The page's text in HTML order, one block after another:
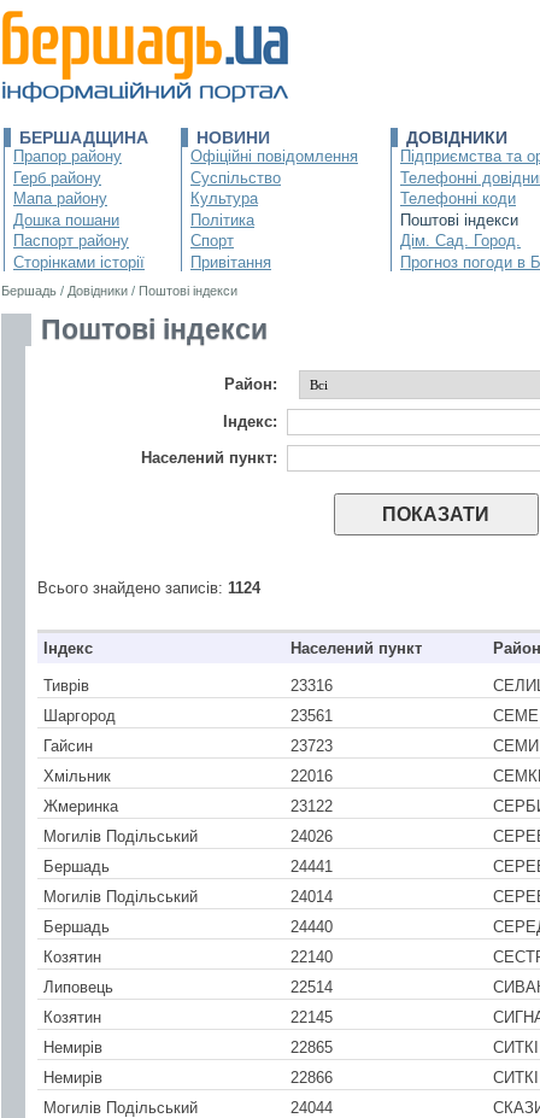
БЕРШАДЩИНА
Прапор району
Герб району
Мапа району
Дошка пошани
Паспорт району
Сторінками історії
НОВИНИ
Офіційні повідомлення
Суспільство
Культура
Політика
Спорт
Привітання
ДОВІДНИКИ
Підприємства та
Телефонні
Телефонні коди
Поштові індекси
Дім. Сад. Город.
Прогноз погоди в
Бершадь / Довідники / Поштові індекси
Поштові індекси
Район:
Індекс:
Населений пункт:
Всього знайдено записів: 1124
Індекс Населений пункт Район
Тиврів 23316
Шаргород
23561
Гайсин
23723
Хмільник
22016
Жмеринка
23122
Могилів Подільський
24026
Бершадь
24441
Могилів Подільський
24014
Бершадь
24440
Козятин
22140
Липовець
22514
Козятин
22145
Немирів
22865
Немирів
22866
Могилів Подільський
24044